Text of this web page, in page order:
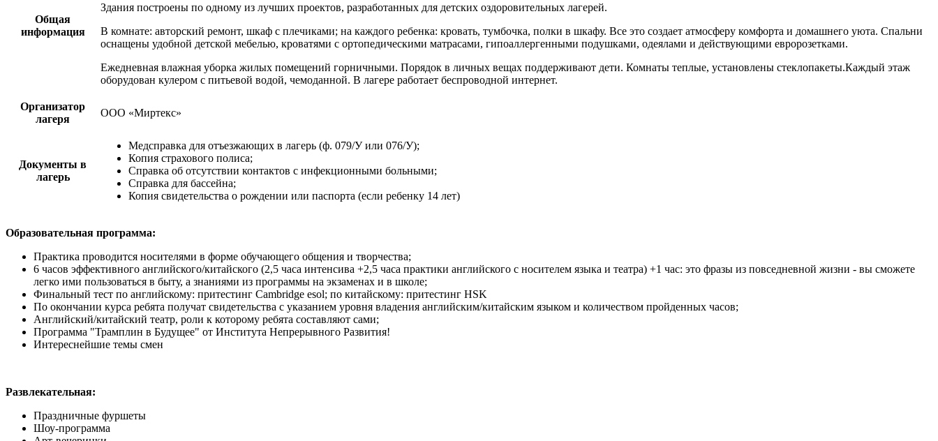
Общая
информация
Здания построены по одному из лучших проектов, разработанных для детских оздоровительных лагерей.
В комнате: авторский ремонт, шкаф с плечиками; на каждого ребенка: кровать, тумбочка, полки в шкафу. Все это создает атмосферу комфорта и домашнего уюта. Спальни
оснащены удобной детской мебелью, кроватями с ортопедическими матрасами, гипоаллергенными подушками, одеялами и действующими евророзетками.
Ежедневная влажная уборка жилых помещений горничными. Порядок в личных вещах поддерживают дети. Комнаты теплые, установлены стеклопакеты.Каждый этаж
оборудован кулером с питьевой водой, чемоданной. В лагере работает беспроводной интернет.
Организатор
лагеря
ООО «Миртекс»
Документы в
лагерь
Медсправка для отъезжающих в лагерь (ф. 079/У или 076/У);
Копия страхового полиса;
Справка об отсутствии контактов с инфекционными больными;
Справка для бассейна;
Копия свидетельства о рождении или паспорта (если ребенку 14 лет)
Образовательная программа:
Практика проводится носителями в форме обучающего общения и творчества;
6 часов эффективного английского/китайского (2,5 часа интенсива +2,5 часа практики английского с носителем языка и театра) +1 час: это фразы из повседневной жизни - вы сможете
легко ими пользоваться в быту, а знаниями из программы на экзаменах и в школе;
Финальный тест по английскому: притестинг Cambridge esol; по китайскому: притестинг HSK
По окончании курса ребята получат свидетельства с указанием уровня владения английским/китайским языком и количеством пройденных часов;
Английский/китайский театр, роли к которому ребята составляют сами;
Программа "Трамплин в Будущее" от Института Непрерывного Развития!
Интереснейшие темы смен
Развлекательная:
Праздничные фуршеты
Шоу-программа